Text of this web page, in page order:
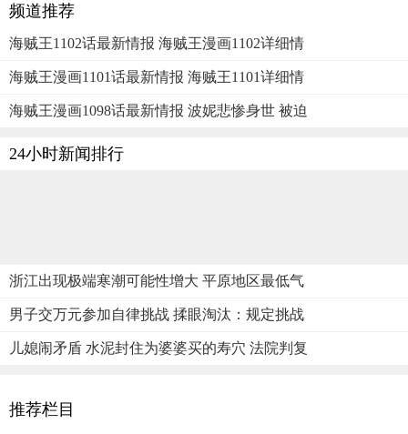
频道推荐
海贼王1102话最新情报 海贼王漫画1102详细情
海贼王漫画1101话最新情报 海贼王1101详细情
海贼王漫画1098话最新情报 波妮悲惨身世 被迫
24小时新闻排行
浙江出现极端寒潮可能性增大 平原地区最低气
男子交万元参加自律挑战 揉眼淘汰：规定挑战
儿媳闹矛盾 水泥封住为婆婆买的寿穴 法院判复
推荐栏目